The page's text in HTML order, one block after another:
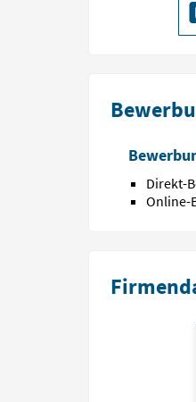
Direkt-
Online-